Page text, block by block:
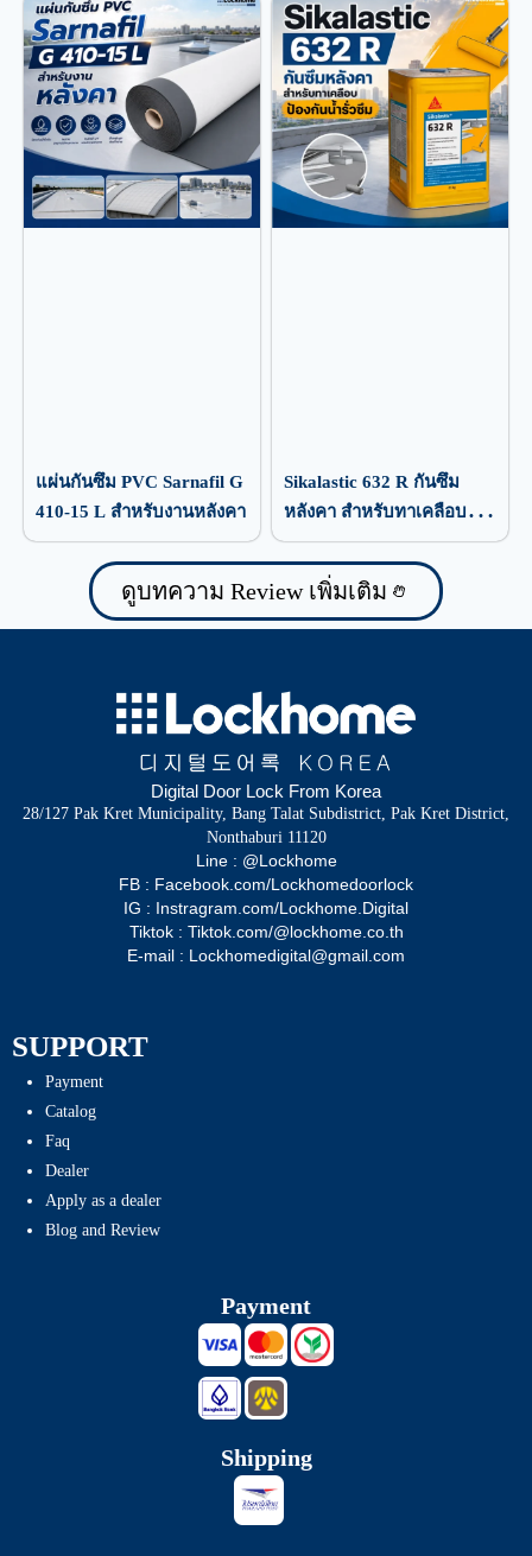
แผ่นกันซึม PVC Sarnafil G
410-15 L สำหรับงานหลังคา
Sikalastic 632 R กันซึม
หลังคา สำหรับทาเคลือบ
ป้องกันน้ำรั่วซึม
ดูบทความ Review เพิ่มเติม
Digital Door Lock From Korea
28/127 Pak Kret Municipality, Bang Talat Subdistrict, Pak Kret District,
Nonthaburi 11120
Line : @Lockhome
FB : Facebook.com/Lockhomedoorlock
IG : Instragram.com/Lockhome.Digital
Tiktok : Tiktok.com/@lockhome.co.th
E-mail : Lockhomedigital@gmail.com
SUPPORT
Payment
Catalog
Faq
Dealer
Apply as a dealer
Blog and Review
Payment
Shipping